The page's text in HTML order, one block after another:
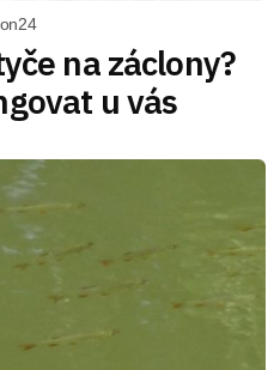
na záclony?
u vás